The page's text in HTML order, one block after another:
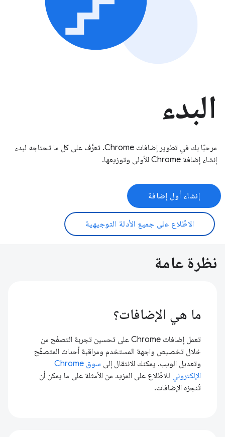
البدء
مرحبًا بك في تطوير إضافات Chrome. تعرَّف على كل ما تحتاجه لبدء
إنشاء إضافة Chrome الأولى وتوزيعها.
إنشاء أول إضافة
الاطّلاع على جميع الأدلة التوجيهية
نظرة عامة
ما هي الإضافات؟
تعمل إضافات Chrome على تحسين تجربة التصفّح من
خلال تخصيص واجهة المستخدم ومراقبة أحداث المتصفّح
وتعديل الويب. يمكنك الانتقال إلى
سوق Chrome
الإلكتروني للاطّلاع على المزيد من الأمثلة على ما يمكن أن
تُنجزه الإضافات.